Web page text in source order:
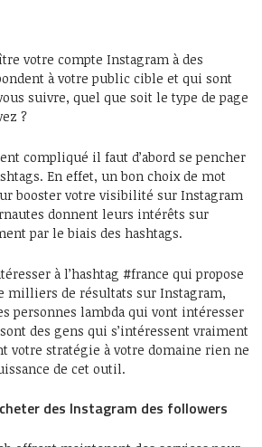
votre compte Instagram à des
à votre public cible et qui sont
suivre, quel que soit le type de page
?
compliqué il faut d’abord se pencher
En effet, un bon choix de mot
booster votre visibilité sur Instagram
donnent leurs intérêts sur
par le biais des hashtags.
à l’hashtag #france qui propose
milliers de résultats sur Instagram,
personnes lambda qui vont intéresser
des gens qui s’intéressent vraiment
votre stratégie à votre domaine rien ne
de cet outil.
des Instagram des followers